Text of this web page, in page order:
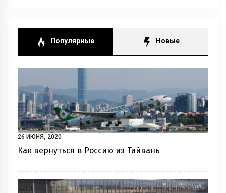
Популярные Новые
26 ИЮНЯ, 2020
Как вернуться в Россию из Тайвань